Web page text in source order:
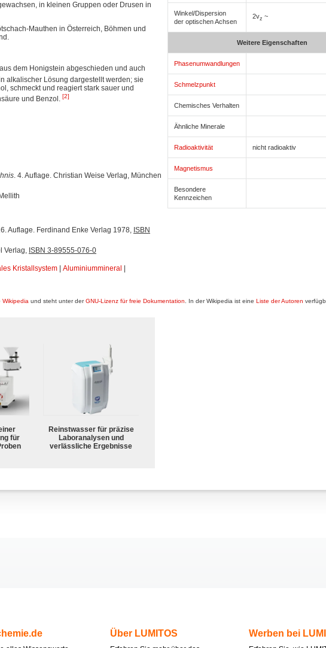
Winkel/Dispersion
der optischen Achsen
2vz ~
Weitere Eigenschaften
Phasenumwandlungen
Schmelzpunkt
Chemisches Verhalten
Ähnliche Minerale
Radioaktivität nicht radioaktiv
Magnetismus
Besondere
Kennzeichen
in kleinen Gruppen oder Drusen in
Mauthen in Österreich, Böhmen und
dem Honigstein abgeschieden und auch
alkalischer Lösung dargestellt werden; sie
schmeckt und reagiert stark sauer und
und Benzol.
[2]
. 4. Auflage. Christian Weise Verlag, München
Auflage. Ferdinand Enke Verlag 1978, ISBN
Verlag, ISBN 3-89555-076-0
Kristallsystem | Aluminiummineral |
Wikipedia und steht unter derGNU-Lizenz für freie Dokumentation . In der Wikipedia ist eine Liste der Autoren
für
Reinstwasser für präzise
Laboranalysen und
verlässliche Ergebnisse
Über LUMITOS Werben bei